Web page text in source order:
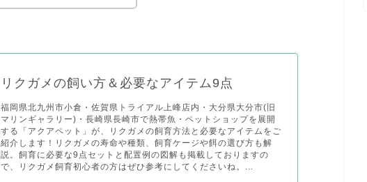
リクガメの飼い方＆必要なアイテム9点
福岡県北九州市小倉・佐賀県トライアル上峰店内・大分県大分市(旧
マリンギャラリー)・長崎県長崎市で熱帯魚・ペットショップを展開
する「アクアペット」が、リクガメの飼育方法と必要なアイテムをご
紹介します！リクガメの寿命や種類、飼育ケージや餌の選び方も解
説。飼育に必要な9点セットと配置例の図解も掲載しておりますの
で、リクガメ飼育初心者の方はぜひ参考にしてくださいね。...